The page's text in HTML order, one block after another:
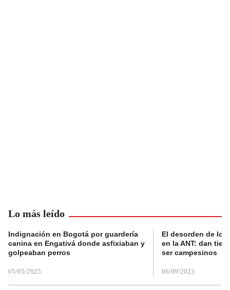
Lo más leído
Indignación en Bogotá por guardería
canina en Engativá donde asfixiaban y
golpeaban perros
05/05/2025
El desorden de
en la ANT: dan
ser campesinos
06/09/2023